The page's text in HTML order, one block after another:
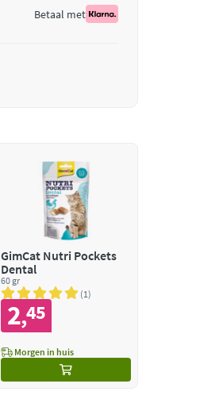
Betaal met
GimCat Nutri Pockets
Dental
60 gr
1
2,45
Morgen in huis